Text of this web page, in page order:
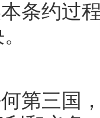
条约过
第三国